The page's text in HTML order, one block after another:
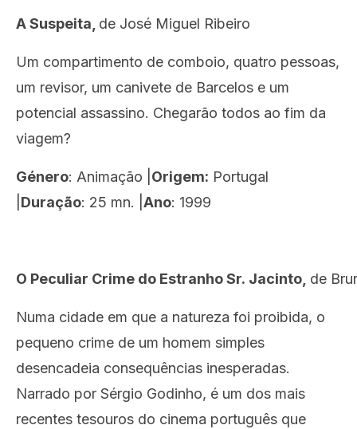
A Suspeita, de José Miguel Ribeiro
Um compartimento de comboio, quatro pessoas,
um revisor, um canivete de Barcelos e um
potencial assassino. Chegarão todos ao fim da
viagem?
Género: Animação | Origem: Portugal
Duração: 25 mn. | Ano: 1999
O Peculiar Crime do Estranho Sr. Jacinto, de
Numa cidade em que a natureza foi proibida, o
pequeno crime de um homem simples
desencadeia consequências inesperadas.
Narrado por Sérgio Godinho, é um dos mais
recentes tesouros do cinema português que